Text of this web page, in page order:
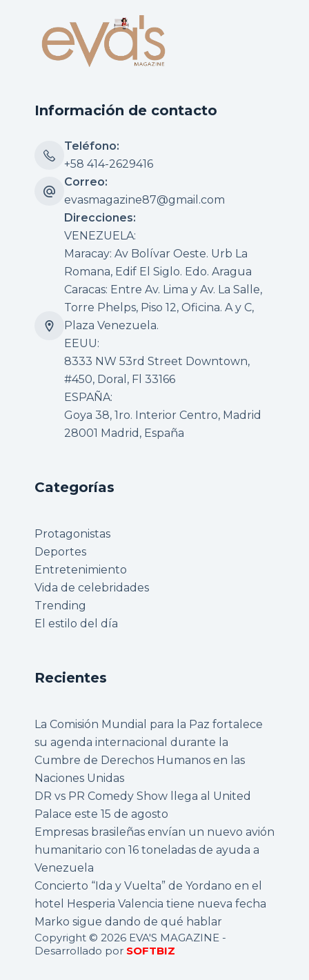
Información de contacto
Teléfono:
+58 414-2629416
Correo:
evasmagazine87@gmail.com
Direcciones:
VENEZUELA:
Maracay: Av Bolívar Oeste. Urb La
Romana, Edif El Siglo. Edo. Aragua
Caracas: Entre Av. Lima y Av. La Salle,
Torre Phelps, Piso 12, Oficina. A y C,
Plaza Venezuela.
EEUU:
8333 NW 53rd Street Downtown,
#450, Doral, Fl 33166
ESPAÑA:
Goya 38, 1ro. Interior Centro, Madrid
28001 Madrid, España
Categorías
Protagonistas
Deportes
Entretenimiento
Vida de celebridades
Trending
El estilo del día
Recientes
La Comisión Mundial para la Paz fortalece
su agenda internacional durante la
Cumbre de Derechos Humanos en las
Naciones Unidas
DR vs PR Comedy Show llega al United
Palace este 15 de agosto
Empresas brasileñas envían un nuevo avión
humanitario con 16 toneladas de ayuda a
Venezuela
Concierto “Ida y Vuelta” de Yordano en el
hotel Hesperia Valencia tiene nueva fecha
Marko sigue dando de qué hablar
Copyright © 2026 EVA'S MAGAZINE -
Desarrollado por SOFTBIZ